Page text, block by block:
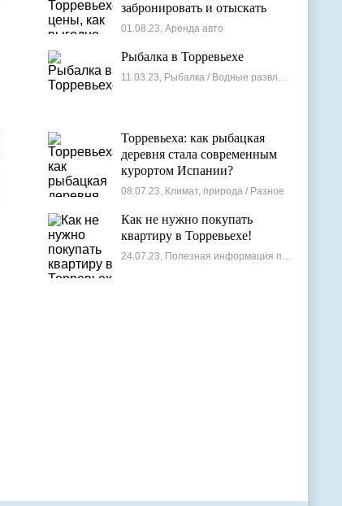
забронировать и отыскать
лучшие варианты
01.08.23, Аренда авто
Рыбалка в Торревьехе
11.03.23, Рыбалка / Водные развлечения
Торревьеха: как рыбацкая
деревня стала современным
курортом Испании?
08.07.23, Климат, природа / Разное
Как не нужно покупать
квартиру в Торревьехе!
24.07.23, Полезная информация по недвижимости